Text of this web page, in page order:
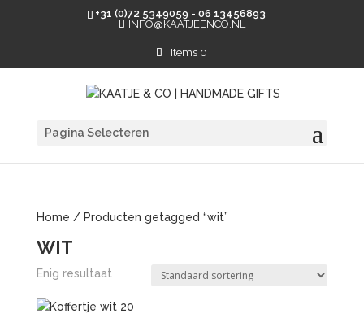
+31 (0)72 5349059 - 06 13456893
INFO@KAATJEENCO.NL
Items 0
Pagina Selecteren
Home / Producten getagged “wit”
WIT
Enig resultaat